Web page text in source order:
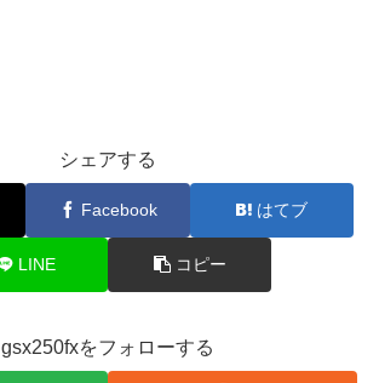
シェアする
Facebook はてブ
LINE コピー
gsx250fxをフォローする